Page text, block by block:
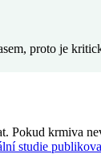
proto je
krmiva
studie